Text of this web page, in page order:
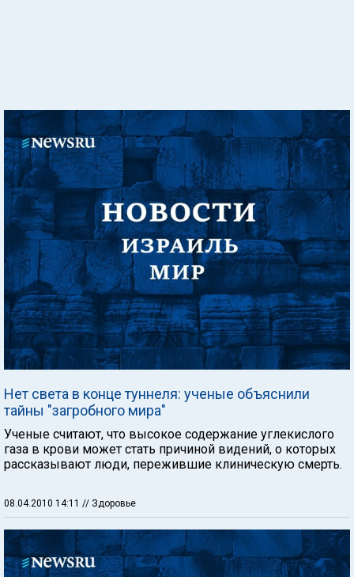
Нет света в конце туннеля: ученые объяснили
тайны "загробного мира"
Ученые считают, что высокое содержание углекислого
газа в крови может стать причиной видений, о которых
рассказывают люди, пережившие клиническую смерть.
08.04.2010 14:11 // Здоровье